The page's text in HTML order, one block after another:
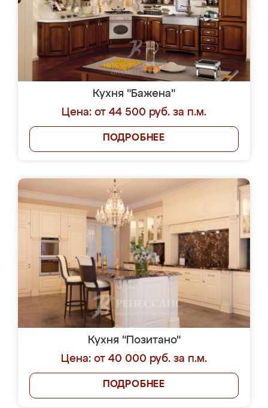
Кухня "Бажена"
Цена: от 44 500 руб. за п.м.
ПОДРОБНЕЕ
Кухня "Позитано"
Цена: от 40 000 руб. за п.м.
ПОДРОБНЕЕ